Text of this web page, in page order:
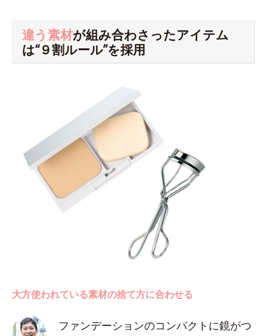
違う素材が組み合わさったアイテム
は“９割ルール”を採用
大方使われている素材の捨て方に合わせる
ファンデーションのコンパクトに鏡がつ